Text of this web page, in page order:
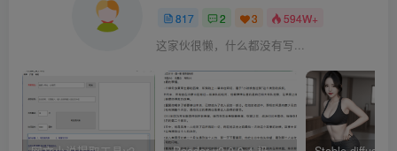
817 2 3 594W+
这家伙很懒，什么都没有写...